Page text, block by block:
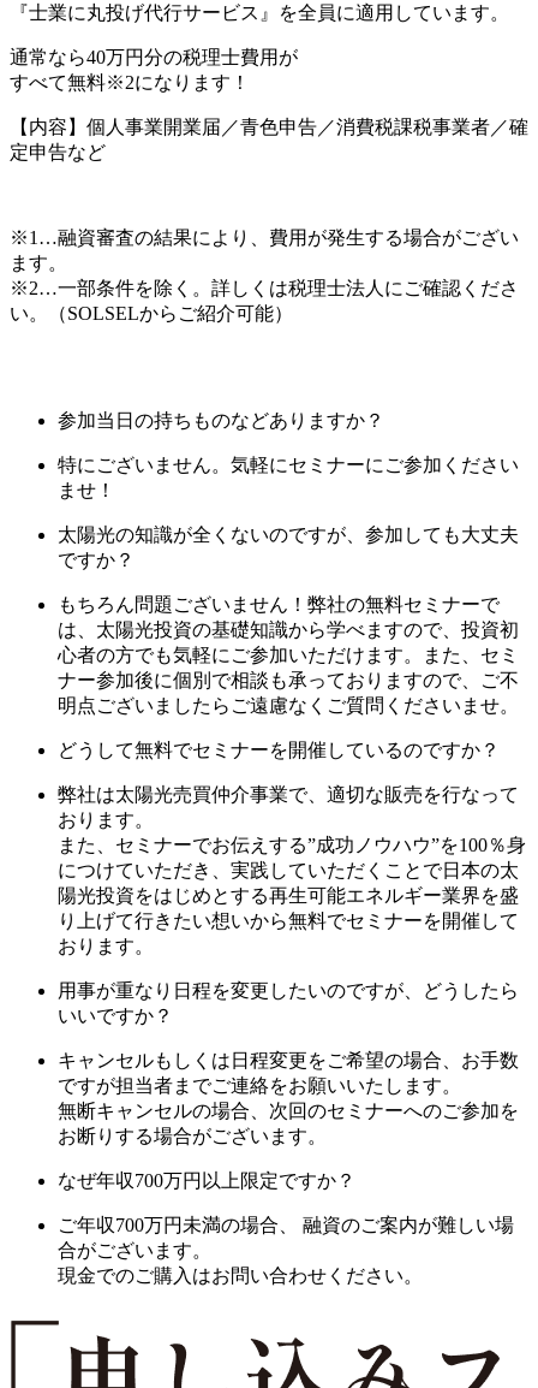
『士業に丸投げ代行サービス』を全員に適用しています。
通常なら40万円分の税理士費用 が
すべて無料※2になります！
【内容】個人事業開業届／青色申告／消費税課税事業者／確
定申告など
※1…融資審査の結果により、費用が発生する場合がござい
ます。
※2…一部条件を除く。詳しくは税理士法人にご確認くださ
い。（SOLSELからご紹介可能）
参加当日の持ちものなどありますか？
特にございません。気軽にセミナーにご参加ください
ませ！
太陽光の知識が全くないのですが、参加しても大丈夫
ですか？
もちろん問題ございません！弊社の無料セミナーで
は、太陽光投資の基礎知識から学べますので、投資初
心者の方でも気軽にご参加いただけます。また、セミ
ナー参加後に個別で相談も承っておりますので、ご不
明点ございましたらご遠慮なくご質問くださいませ。
どうして無料でセミナーを開催しているのですか？
弊社は太陽光売買仲介事業で、適切な販売を行なって
おります。
また、セミナーでお伝えする”成功ノウハウ”を100％身
につけていただき、実践していただくことで日本の太
陽光投資をはじめとする再生可能エネルギー業界を盛
り上げて行きたい想いから無料でセミナーを開催して
おります。
用事が重なり日程を変更したいのですが、どうしたら
いいですか？
キャンセルもしくは日程変更をご希望の場合、お手数
ですが担当者までご連絡をお願いいたします。
無断キャンセルの場合、次回のセミナーへのご参加を
お断りする場合がございます。
なぜ年収700万円以上限定ですか？
ご年収700万円未満の場合、 融資のご案内が難しい場
合がございます。
現金でのご購入はお問い合わせください。